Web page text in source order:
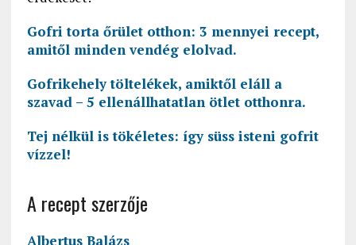
Gofri torta őrület otthon: 3 mennyei recept,
amitől minden vendég elolvad.
Gofrikehely töltelékek, amiktől eláll a
szavad – 5 ellenállhatatlan ötlet otthonra.
Tej nélkül is tökéletes: így süss isteni gofrit
vízzel!
A recept szerzője
Albertus Balázs